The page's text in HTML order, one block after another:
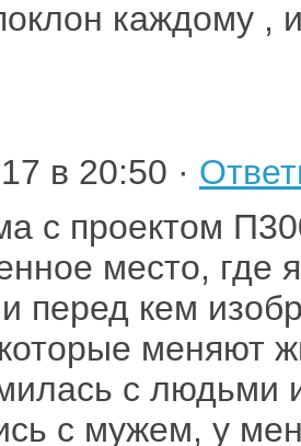
каждому ,
в 20:50 ·
с проектом
место, где
перед кем
меняют
с людьми
с мужем, у